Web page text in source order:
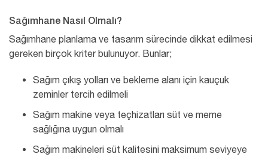
Sağımhane Nasıl Olmalı?
Sağımhane planlama ve tasarım sürecinde dikkat edilmesi
gereken birçok kriter bulunuyor. Bunlar;
Sağım çıkış yolları ve bekleme alanı için kauçuk
zeminler tercih edilmeli
Sağım makine veya teçhizatları süt ve meme
sağlığına uygun olmalı
Sağım makineleri süt kalitesini maksimum seviyeye